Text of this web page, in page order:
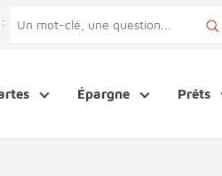
Épargne Prêts